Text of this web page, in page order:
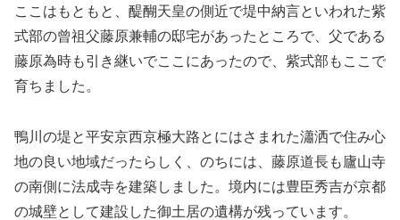
ここはもともと、醍醐天皇の側近で堤中納言といわれた紫
式部の曾祖父藤原兼輔の邸宅があったところで、父である
藤原為時も引き継いでここにあったので、紫式部もここで
育ちました。
鴨川の堤と平安京西京極大路とにはさまれた瀟洒で住み心
地の良い地域だったらしく、のちには、藤原道長も廬山寺
の南側に法成寺を建築しました。境内には豊臣秀吉が京都
の城壁として建設した御土居の遺構が残っています。